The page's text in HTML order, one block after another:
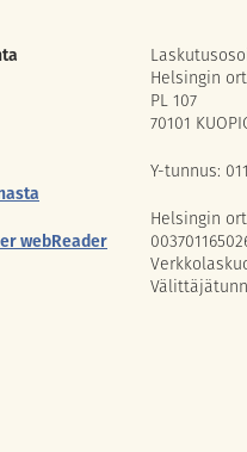
webReader
Helsingin
PL 107
70101
Y-tunnus:
Helsingin